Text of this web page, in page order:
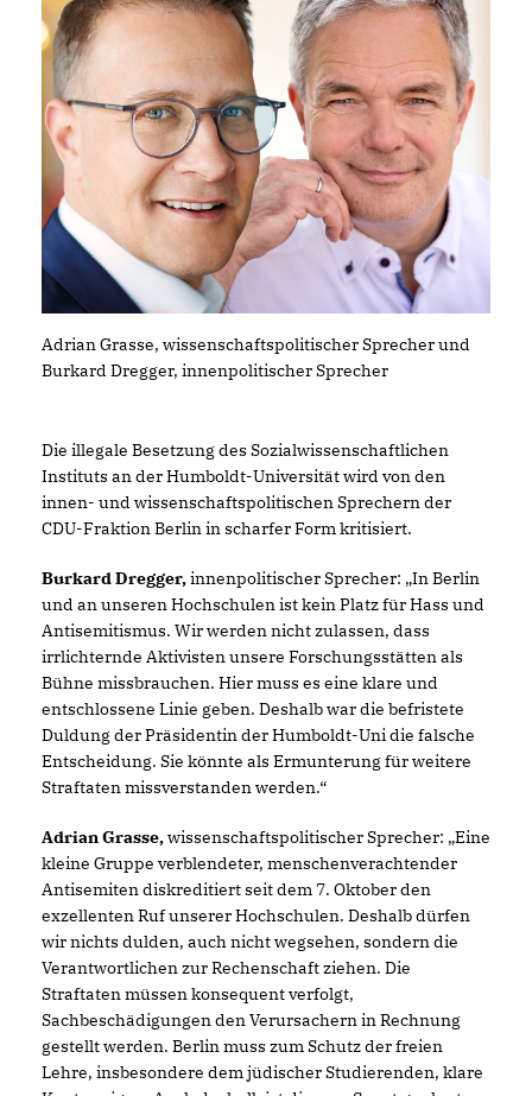
Adrian Grasse, wissenschaftspolitischer Sprecher und
Burkard Dregger, innenpolitischer Sprecher
Die illegale Besetzung des Sozialwissenschaftlichen
Instituts an der Humboldt-Universität wird von den
innen- und wissenschaftspolitischen Sprechern der
CDU-Fraktion Berlin in scharfer Form kritisiert.
Burkard Dregger,innenpolitischer Sprecher: „In Berlin
und an unseren Hochschulen ist kein Platz für Hass und
Antisemitismus. Wir werden nicht zulassen, dass
irrlichternde Aktivisten unsere Forschungsstätten als
Bühne missbrauchen. Hier muss es eine klare und
entschlossene Linie geben. Deshalb war die befristete
Duldung der Präsidentin der Humboldt-Uni die falsche
Entscheidung. Sie könnte als Ermunterung für weitere
Straftaten missverstanden werden.“
Adrian Grasse,wissenschaftspolitischer Sprecher: „Eine
kleine Gruppe verblendeter, menschenverachtender
Antisemiten diskreditiert seit dem 7. Oktober den
exzellenten Ruf unserer Hochschulen. Deshalb dürfen
wir nichts dulden, auch nicht wegsehen, sondern die
Verantwortlichen zur Rechenschaft ziehen. Die
Straftaten müssen konsequent verfolgt,
Sachbeschädigungen den Verursachern in Rechnung
gestellt werden. Berlin muss zum Schutz der freien
Lehre, insbesondere dem jüdischer Studierenden, klare